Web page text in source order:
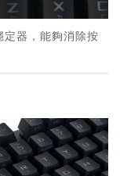
定器，能夠消除按